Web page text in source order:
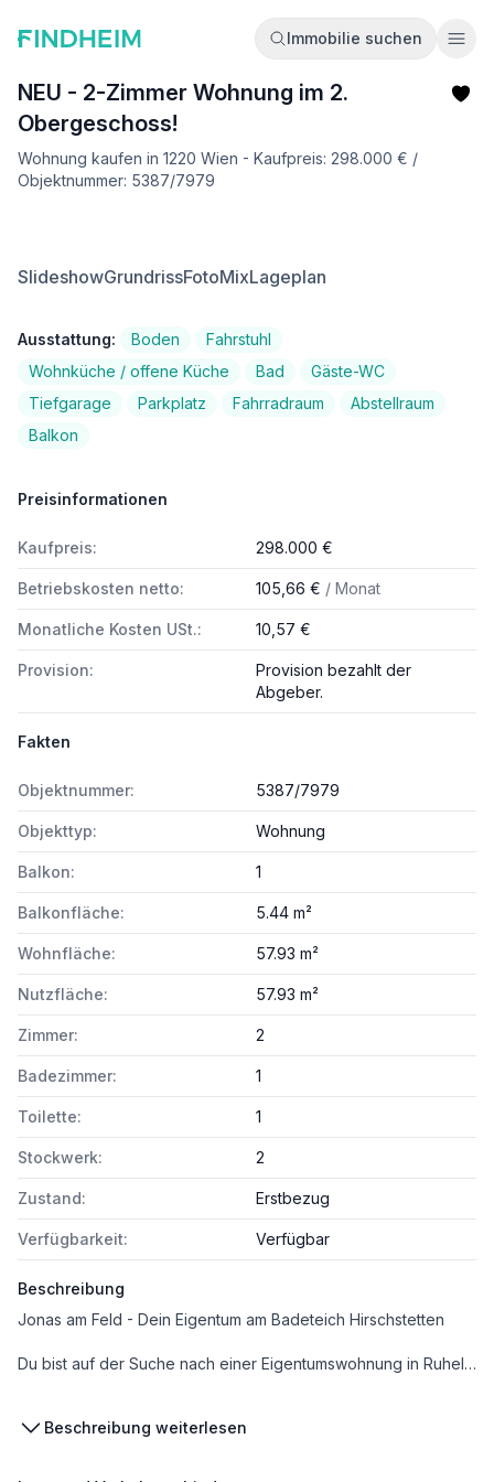
Immobilie suchen
NEU - 2-Zimmer Wohnung im 2.
Obergeschoss!
Wohnung kaufen in 1220 Wien - Kaufpreis: 298.000 € /
Objektnummer: 5387/7979
SlideshowGrundrissFotoMixLageplan
Ausstattung: Boden
Fahrstuhl
Wohnküche / offene Küche
Bad
Gäste-WC
Tiefgarage
Parkplatz Fahrradraum
Abstellraum
Balkon
Preisinformationen
Kaufpreis: 298.000 €
Betriebskosten netto: 105,66 € / Monat
Monatliche Kosten USt.: 10,57 €
Provision:
Provision bezahlt der
Abgeber.
Fakten
Objektnummer: 5387/7979
Objekttyp: Wohnung
Balkon: 1
Balkonfläche: 5.44 m²
Wohnfläche: 57.93 m²
Nutzfläche: 57.93 m²
Zimmer: 2
Badezimmer: 1
Toilette: 1
Stockwerk: 2
Zustand: Erstbezug
Verfügbarkeit: Verfügbar
Beschreibung
Jonas am Feld - Dein Eigentum am Badeteich Hirschstetten
Du bist auf der Suche nach einer Eigentumswohnung in Ruhelage und doch nah am Zentrum?
Beschreibung weiterlesen